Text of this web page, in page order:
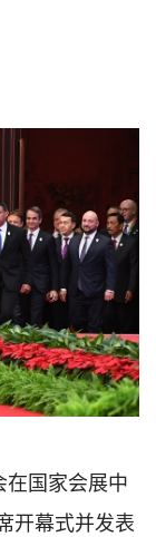
国家会展中
开幕式并发表